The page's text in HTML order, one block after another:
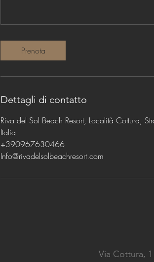
Prenota
Dettagli di contatto
Riva del Sol Beach Resort, Località Cottura,
Italia
+390967630466
Info@rivadelsolbeachresort.com
Via Cottura, 1